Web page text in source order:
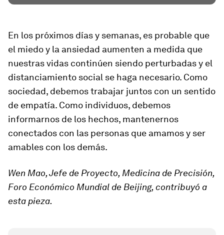
En los próximos días y semanas, es probable que
el miedo y la ansiedad aumenten a medida que
nuestras vidas continúen siendo perturbadas y el
distanciamiento social se haga necesario. Como
sociedad, debemos trabajar juntos con un sentido
de empatía. Como individuos, debemos
informarnos de los hechos, mantenernos
conectados con las personas que amamos y ser
amables con los demás.
Wen Mao, Jefe de Proyecto, Medicina de Precisión,
Foro Económico Mundial de Beijing, contribuyó a
esta pieza.